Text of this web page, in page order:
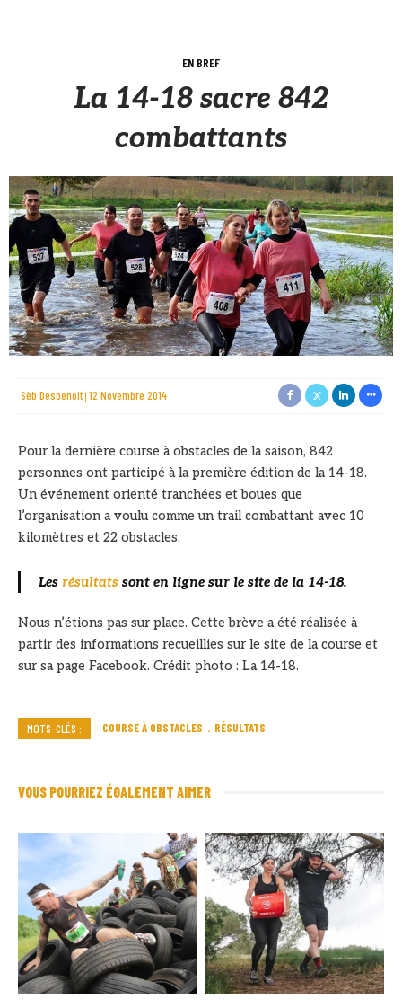
EN BREF
La 14-18 sacre 842
combattants
Sèb Desbenoit 12 Novembre 2014
Pour la dernière course à obstacles de la saison, 842
personnes ont participé à la première édition de la 14-18.
Un événement orienté tranchées et boues que
l’organisation a voulu comme un trail combattant avec 10
kilomètres et 22 obstacles.
Les résultats sont en ligne sur le site de la 14-18.
Nous n’étions pas sur place. Cette brève a été réalisée à
partir des informations recueillies sur le site de la course et
sur sa page Facebook. Crédit photo : La 14-18.
MOTS-CLÉS : COURSE À OBSTACLES RÉSULTATS
VOUS POURRIEZ ÉGALEMENT AIMER